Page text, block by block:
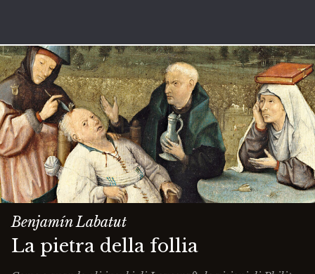
Benjamín Labatut
La pietra della follia